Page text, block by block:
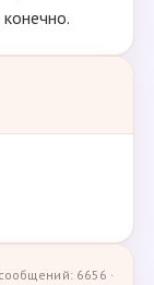
сообщений: 6656 ·